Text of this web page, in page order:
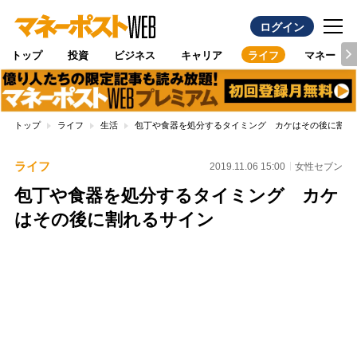
ログイン
トップ 投資 ビジネス キャリア ライフ マネー
トップ ライフ 生活 包丁や食器を処分するタイミング カケはその後に割れ
ライフ 2019.11.06 15:00 女性セブン
包丁や食器を処分するタイミング カケ
はその後に割れるサイン